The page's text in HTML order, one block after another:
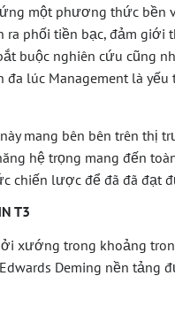
một phương thức bền
ra phối tiền bạc, đảm
buộc nghiên cứu cũng
đa lúc Management là
mang bên bên trên thị
hệ trọng mang đến
chiến lược để đã đã đạt
T3
xướng trong khoảng
Deming nền